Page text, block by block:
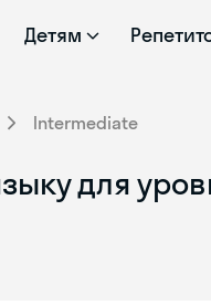
Детям
Intermediate
для